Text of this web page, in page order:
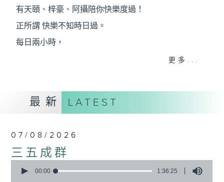
有天頤、梓豪、阿攝陪你快樂度過！
正所謂 快樂不知時日過。
每日兩小時，
還有你最喜歡的靈異故事。
三五成群 個個好人 陪你等放工
更多...
最新 LATEST
07/08/2026
三五成群
seconds
00:00 1:36:25